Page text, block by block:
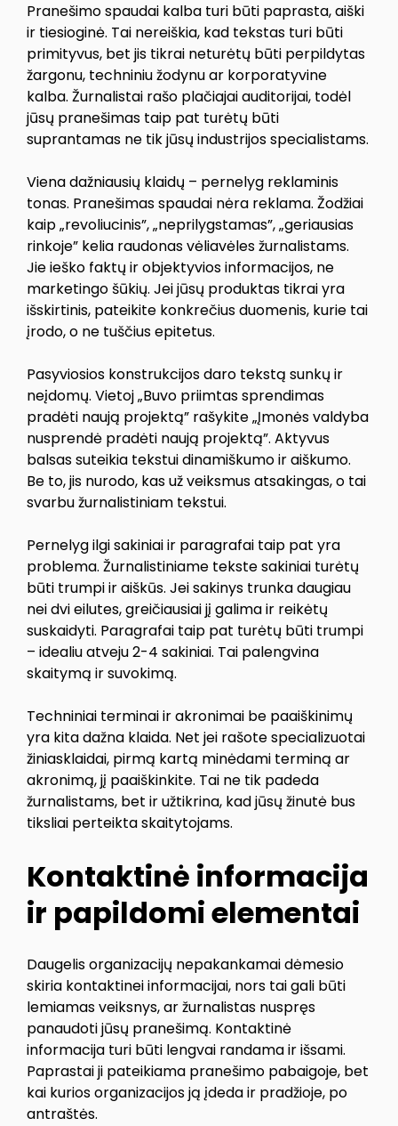
Pranešimo spaudai kalba turi būti paprasta, aiški
ir tiesioginė. Tai nereiškia, kad tekstas turi būti
primityvus, bet jis tikrai neturėtų būti perpildytas
žargonu, techniniu žodynu ar korporatyvine
kalba. Žurnalistai rašo plačiajai auditorijai, todėl
jūsų pranešimas taip pat turėtų būti
suprantamas ne tik jūsų industrijos specialistams.
Viena dažniausių klaidų – pernelyg reklaminis
tonas. Pranešimas spaudai nėra reklama. Žodžiai
kaip „revoliucinis”, „neprilygstamas”, „geriausias
rinkoje” kelia raudonas vėliavėles žurnalistams.
Jie ieško faktų ir objektyvios informacijos, ne
marketingo šūkių. Jei jūsų produktas tikrai yra
išskirtinis, pateikite konkrečius duomenis, kurie tai
įrodo, o ne tuščius epitetus.
Pasyviosios konstrukcijos daro tekstą sunkų ir
neįdomų. Vietoj „Buvo priimtas sprendimas
pradėti naują projektą” rašykite „Įmonės valdyba
nusprendė pradėti naują projektą”. Aktyvus
balsas suteikia tekstui dinamiškumo ir aiškumo.
Be to, jis nurodo, kas už veiksmus atsakingas, o tai
svarbu žurnalistiniam tekstui.
Pernelyg ilgi sakiniai ir paragrafai taip pat yra
problema. Žurnalistiniame tekste sakiniai turėtų
būti trumpi ir aiškūs. Jei sakinys trunka daugiau
nei dvi eilutes, greičiausiai jį galima ir reikėtų
suskaidyti. Paragrafai taip pat turėtų būti trumpi
– idealiu atveju 2-4 sakiniai. Tai palengvina
skaitymą ir suvokimą.
Techniniai terminai ir akronimai be paaiškinimų
yra kita dažna klaida. Net jei rašote specializuotai
žiniasklaidai, pirmą kartą minėdami terminą ar
akronimą, jį paaiškinkite. Tai ne tik padeda
žurnalistams, bet ir užtikrina, kad jūsų žinutė bus
tiksliai perteikta skaitytojams.
Kontaktinė informacija
ir papildomi elementai
Daugelis organizacijų nepakankamai dėmesio
skiria kontaktinei informacijai, nors tai gali būti
lemiamas veiksnys, ar žurnalistas nuspręs
panaudoti jūsų pranešimą. Kontaktinė
informacija turi būti lengvai randama ir išsami.
Paprastai ji pateikiama pranešimo pabaigoje, bet
kai kurios organizacijos ją įdeda ir pradžioje, po
antraštės.